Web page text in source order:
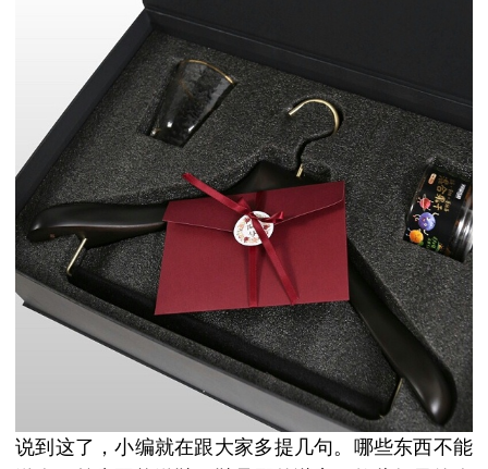
说到这了，小编就在跟大家多提几句。哪些东西不能